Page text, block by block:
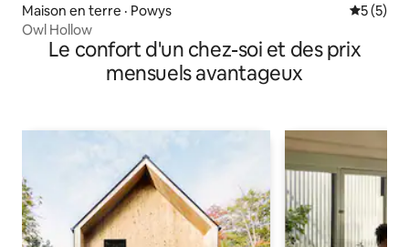
Maison en terre · Powys Note
5 (5)
Owl Hollow
Le confort d'un chez-soi et des prix
mensuels avantageux